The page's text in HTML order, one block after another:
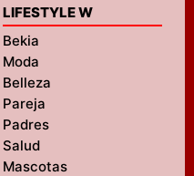
LIFESTYLE W
Bekia
Moda
Belleza
Pareja
Padres
Salud
Mascotas